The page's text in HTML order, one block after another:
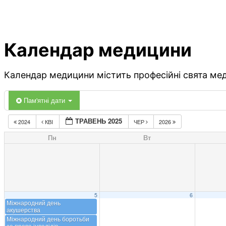
Календар медицини
Календар медицини містить професійні свята
Пам'ятні дати
2024 КВІ ТРАВЕНЬ 2025 ЧЕР 2026
Пн Вт
5
Міжнародний день
акушерства
Міжнародний день боротьби
6